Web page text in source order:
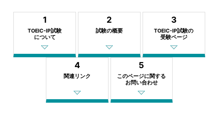
1
TOEIC-IP試験
について
2
試験の概要
3
TOEIC-IP試験の
受験ページ
4
関連リンク
5
このページに関する
お問い合わせ